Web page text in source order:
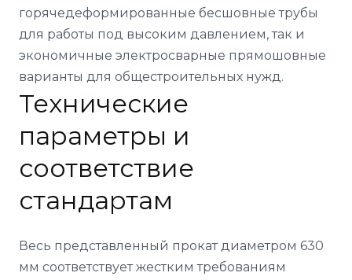
горячедеформированные бесшовные трубы
для работы под высоким давлением, так и
экономичные электросварные прямошовные
варианты для общестроительных нужд.
Технические
параметры и
соответствие
стандартам
Весь представленный прокат диаметром 630
мм соответствует жестким требованиям